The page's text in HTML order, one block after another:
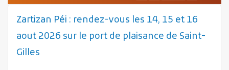
Zartizan Péi : rendez-vous les 14, 15 et 16
aout 2026 sur le port de plaisance de Saint-
Gilles